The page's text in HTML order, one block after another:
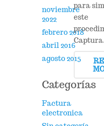
para
este
noviembre
2022
febrero 2018
abril 2016
agosto 2015
Categorías
Factura
electronica